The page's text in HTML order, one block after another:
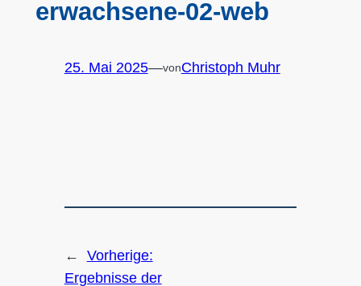
erwachsene-02-web
25. Mai 2025—vonChristoph Muhr
←
Vorherige:
Ergebnisse der